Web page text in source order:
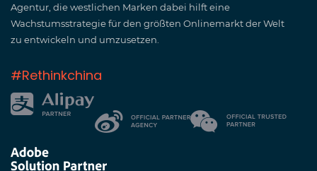
Agentur, die westlichen Marken dabei hilft eine
Wachstumsstrategie für den größten Onlinemarkt der Welt
zu entwickeln und umzusetzen.
#Rethinkchina